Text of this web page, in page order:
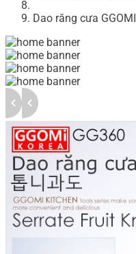
Dao răng cưa GGOMI